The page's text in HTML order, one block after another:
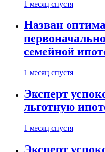
1 месяц спустя
Назван
семейной
1 месяц спустя
Эксперт
льготную
1 месяц спустя
Эксперт